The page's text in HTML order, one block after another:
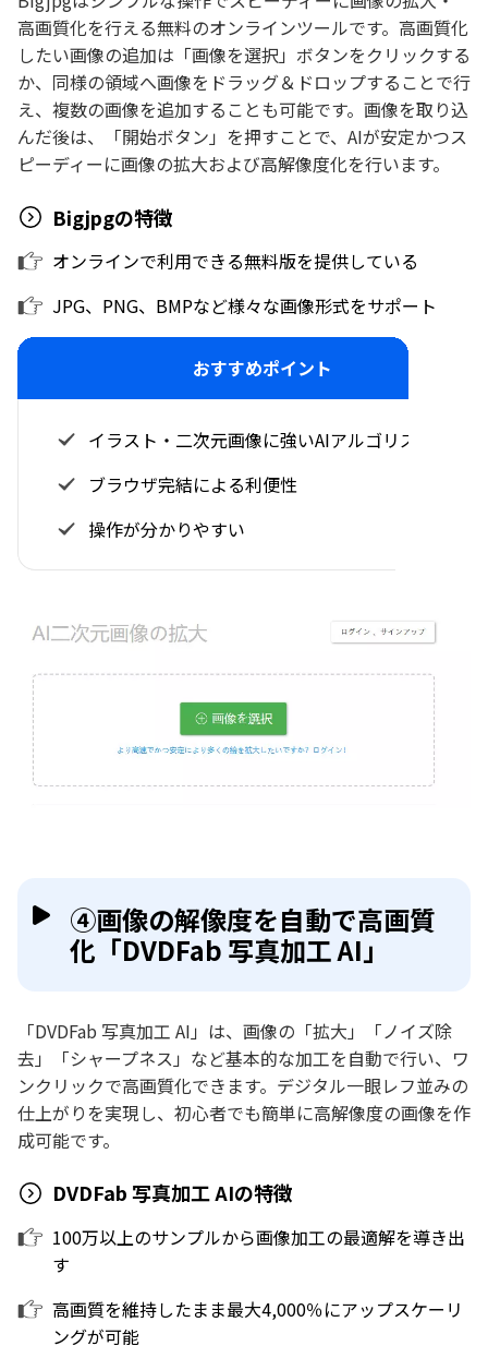
高画質化を行える無料のオンラインツールです。高画質化
したい画像の追加は「画像を選択」ボタンをクリックする
か、同様の領域へ画像をドラッグ＆ドロップすることで行
え、複数の画像を追加することも可能です。画像を取り込
んだ後は、「開始ボタン」を押すことで、AIが安定かつス
ピーディーに画像の拡大および高解像度化を行います。
Bigjpgの特徴
オンラインで利用できる無料版を提供している
JPG、PNG、BMPなど様々な画像形式をサポート
おすすめポイント
イラスト・二次元画像に強いAIアルゴリズム
ブラウザ完結による利便性
操作が分かりやすい
④画像の解像度を自動で高画質
化「DVDFab 写真加工 AI」
「DVDFab 写真加工 AI」は、画像の「拡大」「ノイズ除
去」「シャープネス」など基本的な加工を自動で行い、ワ
ンクリックで高画質化できます。デジタル一眼レフ並みの
仕上がりを実現し、初心者でも簡単に高解像度の画像を作
成可能です。
DVDFab 写真加工 AIの特徴
100万以上のサンプルから画像加工の最適解を導き出
す
高画質を維持したまま最大4,000％にアップスケーリ
ングが可能